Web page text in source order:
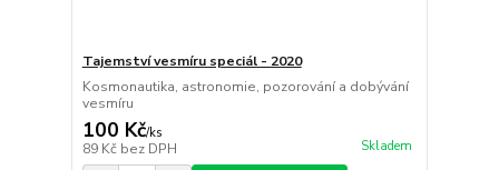
Tajemství vesmíru speciál - 2020
Kosmonautika, astronomie, pozorování a dobývání
vesmíru
100 Kč/ks
89 Kč bez DPH Skladem